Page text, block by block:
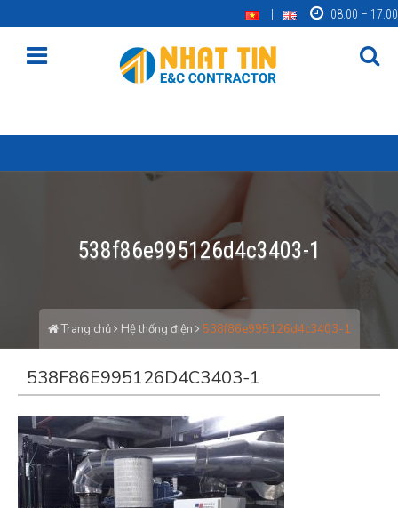
08:00 – 17:00
538f86e995126d4c3403-1
Trang chủ Hệ thống điện 538f86e995126d4c3403-1
538F86E995126D4C3403-1